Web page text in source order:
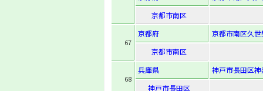
京都市南区
67
京都府
京都市南区久
京都市南区
68
兵庫県
神戸市長田区
神戸市長田区